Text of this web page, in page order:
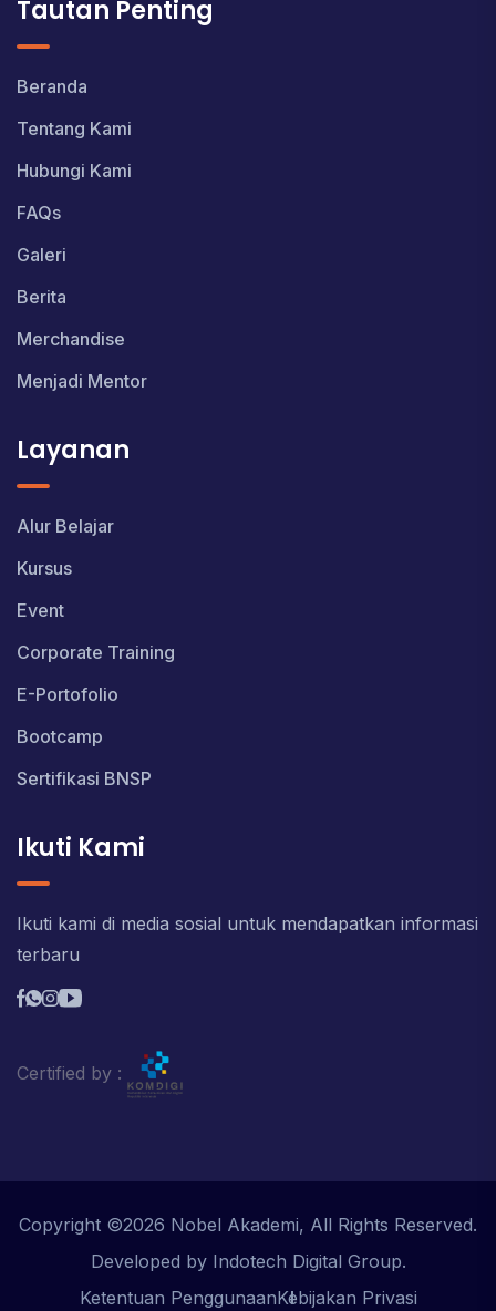
Tautan Penting
Beranda
Tentang Kami
Hubungi Kami
FAQs
Galeri
Berita
Merchandise
Menjadi Mentor
Layanan
Alur Belajar
Kursus
Event
Corporate Training
E-Portofolio
Bootcamp
Sertifikasi BNSP
Ikuti Kami
Ikuti kami di media sosial untuk mendapatkan informasi
terbaru
Certified by :
Copyright ©2026 Nobel Akademi, All Rights Reserved.
Developed by Indotech Digital Group.
Ketentuan PenggunaanKebijakan Privasi